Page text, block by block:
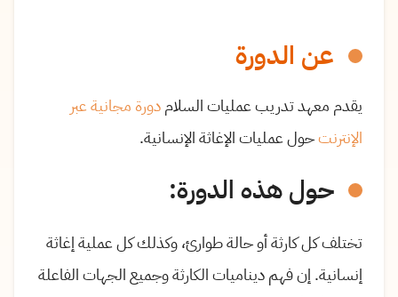
عن الدورة
يقدم معهد تدريب عمليات السلامدورة مجانية عبر
الإنترنتحول عمليات الإغاثة الإنسانية.
حول هذه الدورة:
تختلف كل كارثة أو حالة طوارئ، وكذلك كل عملية إغاثة
إنسانية. إن فهم ديناميات الكارثة وجميع الجهات الفاعلة